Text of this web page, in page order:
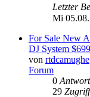
Letzter
Mi
For Sale New
DJ System $699
von rtdcamughe
Forum
0
29